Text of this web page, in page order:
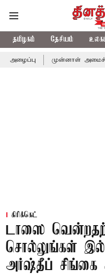
தமிழகம் தேசியம்
முன்னாள் அமைச்சர்
கிரிக்கெட்
டாஸை
சொல்லுங்கள்
அர்ஷ்தீப் சிங்கை